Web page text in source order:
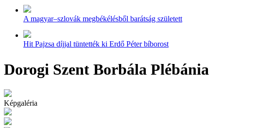
A magyar–szlovák megbékélésből barátság született
Hit Pajzsa díjjal tüntették ki Erdő Péter bíborost
Dorogi Szent Borbála Plébánia
Képgaléria